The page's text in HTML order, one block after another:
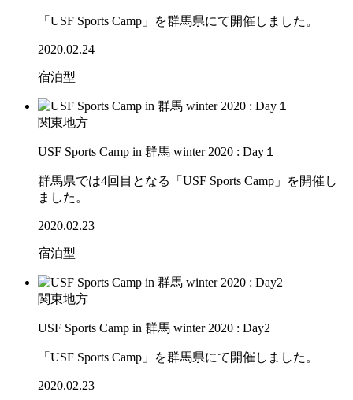
「USF Sports Camp」を群馬県にて開催しました。
2020.02.24
宿泊型
関東地方
USF Sports Camp in 群馬 winter 2020 : Day１
群馬県では4回目となる「USF Sports Camp」を開催し
ました。
2020.02.23
宿泊型
関東地方
USF Sports Camp in 群馬 winter 2020 : Day2
「USF Sports Camp」を群馬県にて開催しました。
2020.02.23